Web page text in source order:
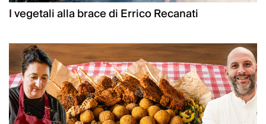
I vegetali alla brace di Errico Recanati